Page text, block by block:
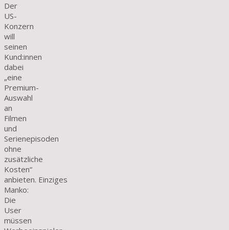
Der
US-
Konzern
will
seinen
Kund:innen
dabei
„eine
Premium-
Auswahl
an
Filmen
und
Serienepisoden
ohne
zusätzliche
Kosten“
anbieten. Einziges
Manko:
Die
User
müssen